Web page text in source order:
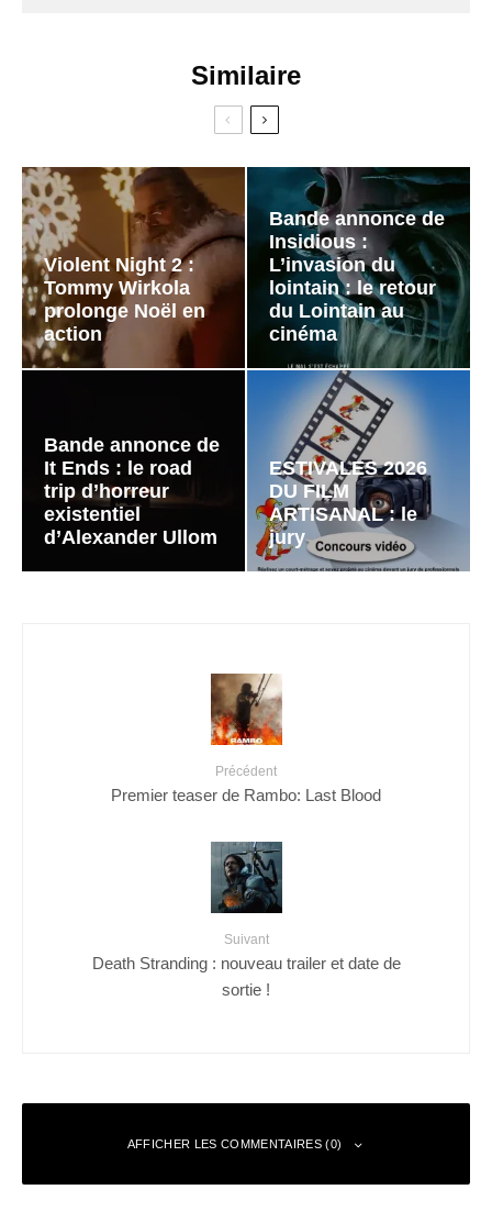
Similaire
Violent Night 2 :
Tommy Wirkola
prolonge Noël en
action
Bande annonce de
Insidious :
L’invasion du
lointain : le retour
du Lointain au
cinéma
Bande annonce de
It Ends : le road
trip d’horreur
existentiel
d’Alexander Ullom
ESTIVALES 2026
DU FILM
ARTISANAL : le
jury
Précédent
Premier teaser de Rambo: Last Blood
Suivant
Death Stranding : nouveau trailer et date de
sortie !
AFFICHER LES COMMENTAIRES (0)